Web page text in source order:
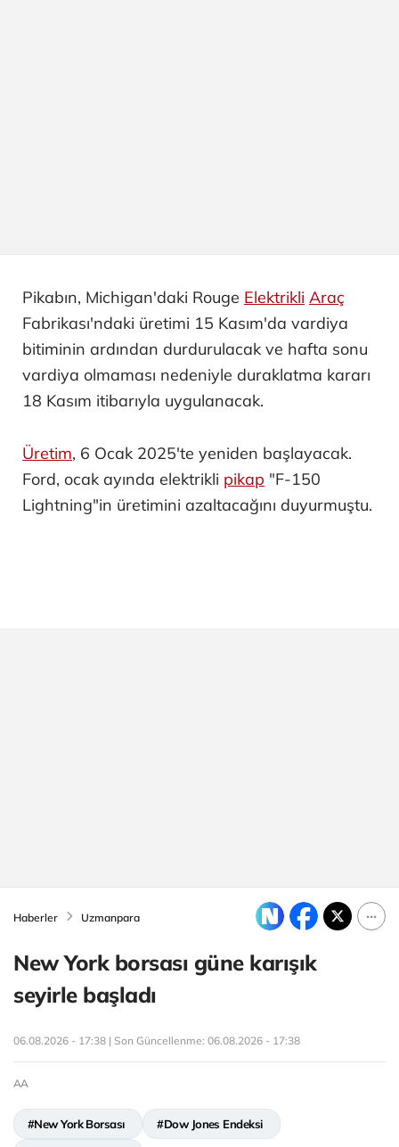
Pikabın, Michigan'daki Rouge Elektrikli Araç
Fabrikası'ndaki üretimi 15 Kasım'da vardiya
bitiminin ardından durdurulacak ve hafta sonu
vardiya olmaması nedeniyle duraklatma kararı
18 Kasım itibarıyla uygulanacak.
Üretim, 6 Ocak 2025'te yeniden başlayacak.
Ford, ocak ayında elektrikli pikap "F-150
Lightning"in üretimini azaltacağını duyurmuştu.
Haberler Uzmanpara
New York borsası güne karışık
seyirle başladı
06.08.2026 - 17:38 | Son Güncellenme: 06.08.2026 - 17:38
AA
#New York Borsası #Dow Jones Endeksi